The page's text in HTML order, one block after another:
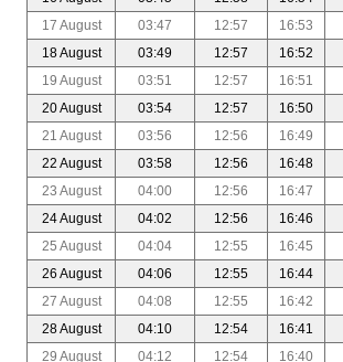
17 August
03:47 12:57 16:53
18 August
03:49 12:57 16:52
19 August
03:51 12:57 16:51
20 August
03:54 12:57 16:50
21 August
03:56 12:56 16:49
22 August
03:58 12:56 16:48
23 August
04:00 12:56 16:47
24 August
04:02 12:56 16:46
25 August
04:04 12:55 16:45
26 August
04:06 12:55 16:44
27 August
04:08 12:55 16:42
28 August
04:10 12:54 16:41
29 August
04:12 12:54 16:40